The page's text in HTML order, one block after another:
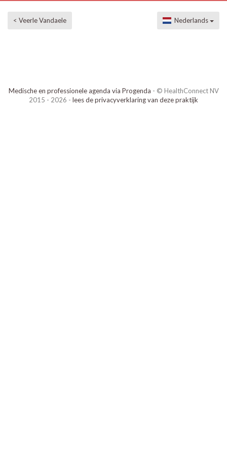
< Veerle Vandaele Nederlands
Medische en professionele agenda via Progenda - © HealthConnect NV
2015 - 2026 - lees de privacyverklaring van deze praktijk